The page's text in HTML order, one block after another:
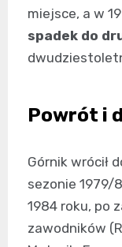
miejsce, a w
spadek do
Powrót i
Górnik wrócił
sezonie 1979/
1984 roku, po
zawodników